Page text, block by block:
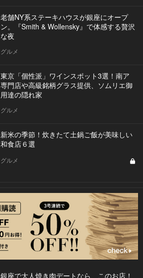
老舗NY系ステーキハウスが銀座にオープ
ン。『Smith & Wollensky』で体感する贅沢
な夜
グルメ
東京「個性派」ワインスポット3選！南ア
専門店や高級銘柄グラス提供、ソムリエ御
用達の隠れ家
グルメ
新米の季節！炊きたて土鍋ご飯が美味しい
和食店６選
グルメ
銀座で大人焼き肉デートなら、このお店！